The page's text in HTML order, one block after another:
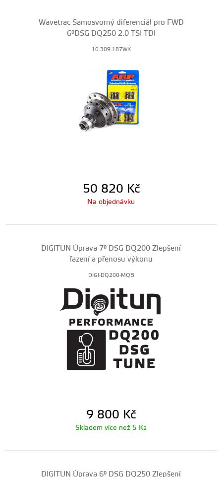
Wavetrac Samosvorný diferenciál pro FWD
6°DSG DQ250 2.0 TSI TDI
10.309.187WK
50 820 Kč
Na objednávku
DIGITUN Úprava 7° DSG DQ200 Zlepšení
řazení a přenosu výkonu
DIGI-DQ200-MQB
9 800 Kč
Skladem více než 5 Ks
DIGITUN Úprava 6° DSG DQ250 Zlepšení